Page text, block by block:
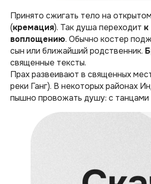
Принято сжигать тело на
(кремация). Так душа переходит
воплощению. Обычно костер
сын или ближайший родственник.
священные тексты.
Прах развеивают в священных
реки Ганг). В некоторых районах
пышно провожать душу: с танцами